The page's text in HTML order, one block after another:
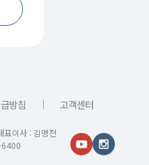
방침 ｜ 고객센터
이사 : 김명전
6400